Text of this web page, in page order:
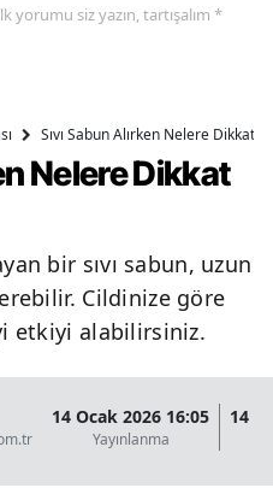
yorumu siz yazın, tartışalım *
Sıvı Sabun Alırken Nelere Dikkat
Nelere Dikkat
bir sıvı sabun, uzun
Cildinize göre
etkiyi alabilirsiniz.
14 Ocak 2026 16:05
Yayınlanma
14